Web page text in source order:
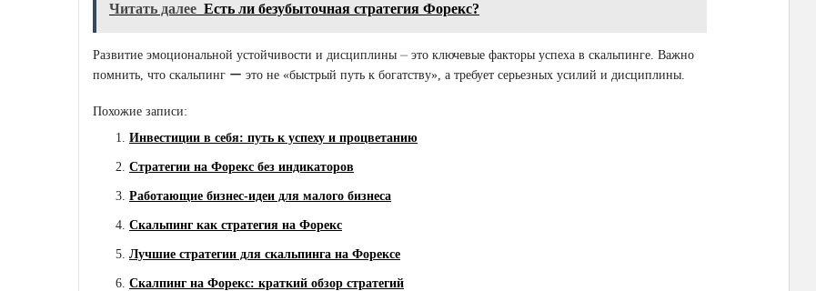
Читать далее Есть ли безубыточная стратегия Форекс?
Развитие эмоциональной устойчивости и дисциплины ⏤ это ключевые факторы успеха в скальпинге. Важно
помнить, что скальпинг ー это не «быстрый путь к богатству», а требует серьезных усилий и дисциплины.
Похожие записи:
Инвестиции в себя: путь к успеху и процветанию
Стратегии на Форекс без индикаторов
Работающие бизнес-идеи для малого бизнеса
Скальпинг как стратегия на Форекс
Лучшие стратегии для скальпинга на Форексе
Скалпинг на Форекс: краткий обзор стратегий